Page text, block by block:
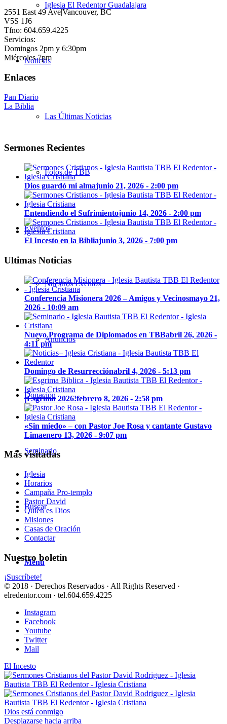
Iglesia El Redentor Guadalajara
Noticias
Las Últimas Noticias
Fotos de TBB
Eventos
Nuestros Eventos
Anuncios
Donación
Seminario
Buscar
Menú
2551 East 49 Ave|Vancouver, BC
V5S 1J6
Tfno: 604.659.4225
Servicios:
Domingos 2pm y 6:30pm
Miércoles 7pm
Enlaces
Pan Diario
La Biblia
Sermones Recientes
Dios guardó mi almajunio 21, 2026 - 2:00 pm
Entendiendo el Sufrimientojunio 14, 2026 - 2:00 pm
El Incesto en la Bibliajunio 3, 2026 - 7:00 pm
Ultimas Noticias
Conferencia Misionera 2026 – Amigos y Vecinosmayo 21,
2026 - 10:09 am
Nuevo Programa de Diplomados en TBBabril 26, 2026 -
4:11 pm
Domingo de Resurrecciónabril 4, 2026 - 5:13 pm
¡Esgrima 2026!febrero 8, 2026 - 2:58 pm
«Sin miedo» – con Pastor Joe Rosa y cantante Gustavo
Limaenero 13, 2026 - 9:07 pm
Más visitadas
Iglesia
Horarios
Campaña Pro-templo
Pastor David
Quién es Dios
Misiones
Casas de Oración
Contactar
Nuestro boletín
¡Suscríbete!
© 2018 · Derechos Reservados · All Rights Reserved ·
elredentor.com · tel.604.659.4225
Instagram
Facebook
Youtube
Twitter
Mail
El Incesto
Dios está conmigo
Desplazarse hacia arriba